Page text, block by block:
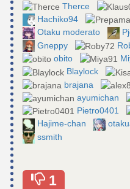
Therce
Hachiko94
Otaku moderato
Gneppy
obito
Blaylock
brajana
ayumichan
Pietro0401
Hajime-chan
ssmith
1